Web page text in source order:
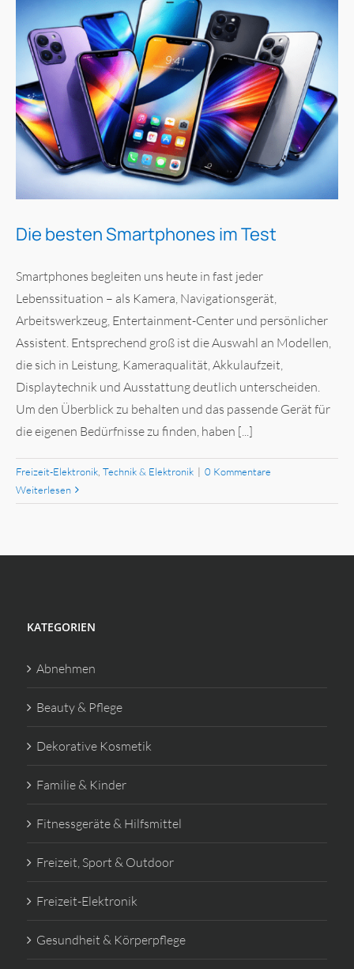
Die besten Smartphones im Test
Smartphones begleiten uns heute in fast jeder
Lebenssituation – als Kamera, Navigationsgerät,
Arbeitswerkzeug, Entertainment-Center und persönlicher
Assistent. Entsprechend groß ist die Auswahl an Modellen,
die sich in Leistung, Kameraqualität, Akkulaufzeit,
Displaytechnik und Ausstattung deutlich unterscheiden.
Um den Überblick zu behalten und das passende Gerät für
die eigenen Bedürfnisse zu finden, haben [...]
Freizeit-Elektronik Technik & Elektronik | 0 Kommentare
Weiterlesen
KATEGORIEN
Abnehmen
Beauty & Pflege
Dekorative Kosmetik
Familie & Kinder
Fitnessgeräte & Hilfsmittel
Freizeit, Sport & Outdoor
Freizeit-Elektronik
Gesundheit & Körperpflege